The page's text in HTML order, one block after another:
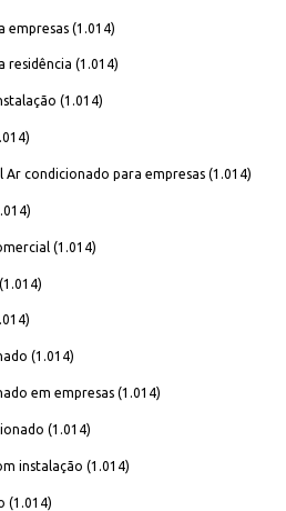
empresas (1.014)
residência (1.014)
(1.014)
condicionado para empresas (1.014)
(1.014)
(1.014)
(1.014)
em empresas (1.014)
(1.014)
instalação (1.014)
(1.014)